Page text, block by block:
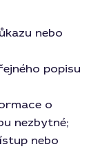
nebo
popisu
o
nezbytné;
nebo